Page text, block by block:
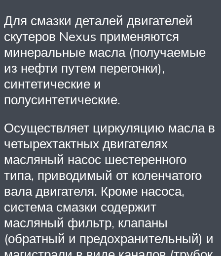
Для смазки деталей двигателей
скутеров Nexus применяются
минеральные масла (получаемые
из нефти путем перегонки),
синтетические и
полусинтетические.
Осуществляет циркуляцию масла в
четырехтактных двигателях
масляный насос шестеренного
типа, приводимый от коленчатого
вала двигателя. Кроме насоса,
система смазки содержит
масляный фильтр, клапаны
(обратный и предохранительный) и